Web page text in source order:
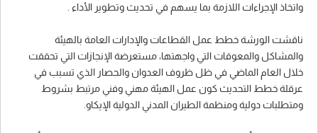
واتخاذ الإجراءات اللازمة بما يسهم في تحديث وتطوير الأداء .
ناقشت الورشة خطط عمل القطاعات والإدارات العامة بالهيئة
والمشاكل والمعوقات التي واجهتها، مستعرضة الإنجازات التي تحققت
خلال العام الماضي في ظل ظروف العدوان والحصار الذي تسبب في
عرقلة خطط التحديث كون عمل الهيئة مهني وفني مرتبط بشروط
ومتطلبات دولية ومنظمة الطيران المدني الدولية الإيكاو.